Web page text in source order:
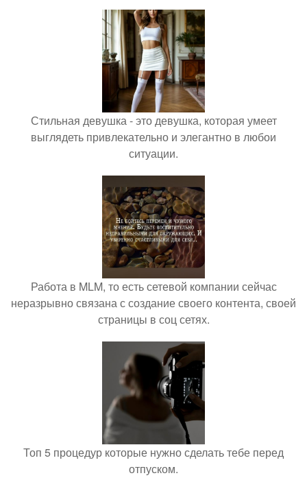
Стильная девушка - это девушка, которая умеет
выглядеть привлекательно и элегантно в любои
ситуации.
Работа в MLM, то есть сетевой компании сейчас
неразрывно связана с создание своего контента, своей
страницы в соц сетях.
Топ 5 процедур которые нужно сделать тебе перед
отпуском.